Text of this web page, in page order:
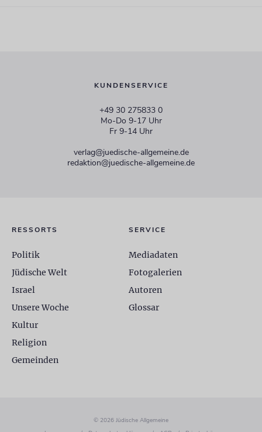
KUNDENSERVICE
+49 30 275833 0
Mo-Do 9-17 Uhr
Fr 9-14 Uhr
verlag@juedische-allgemeine.de
redaktion@juedische-allgemeine.de
RESSORTS
Politik
Jüdische Welt
Israel
Unsere Woche
Kultur
Religion
Gemeinden
SERVICE
Mediadaten
Fotogalerien
Autoren
Glossar
© 2026 Jüdische Allgemeine